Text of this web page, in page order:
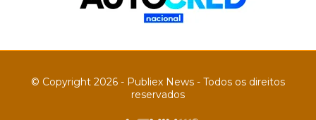
© Copyright 2026 - Publiex News - Todos os direitos
reservados